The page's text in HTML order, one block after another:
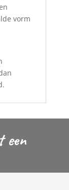
vorm
een